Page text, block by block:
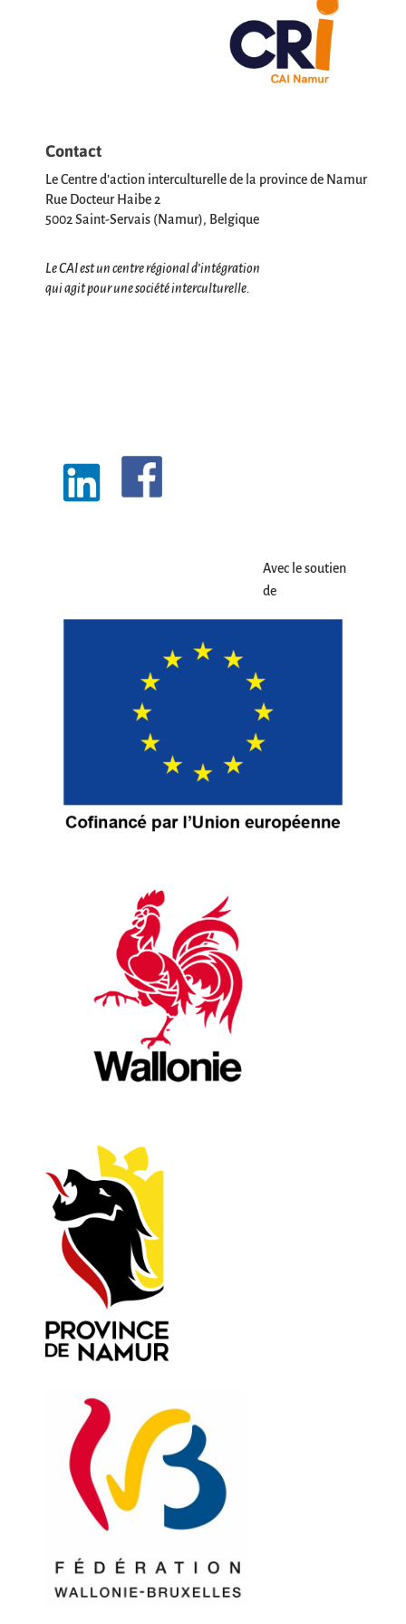
Contact
Le Centre d’action interculturelle de la province de Namur
Rue Docteur Haibe 2
5002 Saint-Servais (Namur), Belgique
Le CAI est un centre régional d’intégration
qui agit pour une société interculturelle.
Avec le soutien
de